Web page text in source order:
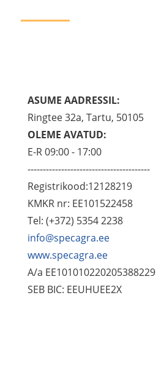
ASUME AADRESSIL:
Ringtee 32a, Tartu, 50105
OLEME AVATUD:
E-R 09:00 - 17:00
----------------------------------------
Registrikood:12128219
KMKR nr: EE101522458
Tel: (+372) 5354 2238
info@specagra.ee
www.specagra.ee
A/a EE101010220205388229
SEB BIC: EEUHUEE2X